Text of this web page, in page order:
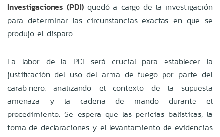
Investigaciones (PDI) quedó a cargo de la investigación
para determinar las circunstancias exactas en que se
produjo el disparo.
La labor de la PDI será crucial para establecer la
justificación del uso del arma de fuego por parte del
carabinero, analizando el contexto de la supuesta
amenaza y la cadena de mando durante el
procedimiento. Se espera que las pericias balísticas, la
toma de declaraciones y el levantamiento de evidencias